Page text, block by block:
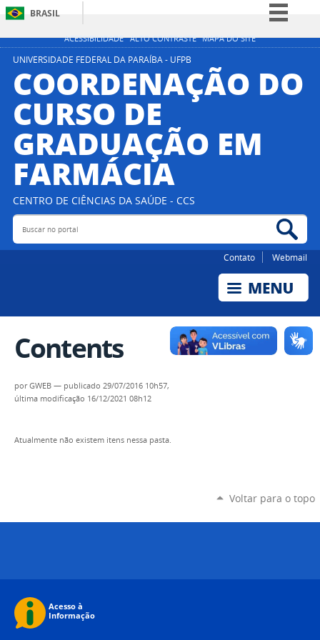
ACESSIBILIDADE ALTO CONTRASTE MAPA DO SITE
BRASIL
Simplifique!
Participe
Acesso à informação
Canais
UNIVERSIDADE FEDERAL DA PARAÍBA - UFPB
COORDENAÇÃO DO
CURSO DE
GRADUAÇÃO EM
FARMÁCIA
CENTRO DE CIÊNCIAS DA SAÚDE - CCS
Buscar no portal
Contato Webmail
Contents
porGWEB — publicado 29/07/2016 10h57,
última modificação 16/12/2021 08h12
Atualmente não existem itens nessa pasta.
Voltar para o topo